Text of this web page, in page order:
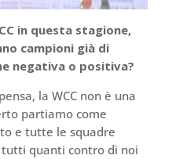
in questa stagione,
campioni già di
negativa o positiva?
la WCC non è una
partiamo come
e tutte le squadre
quanti contro di noi